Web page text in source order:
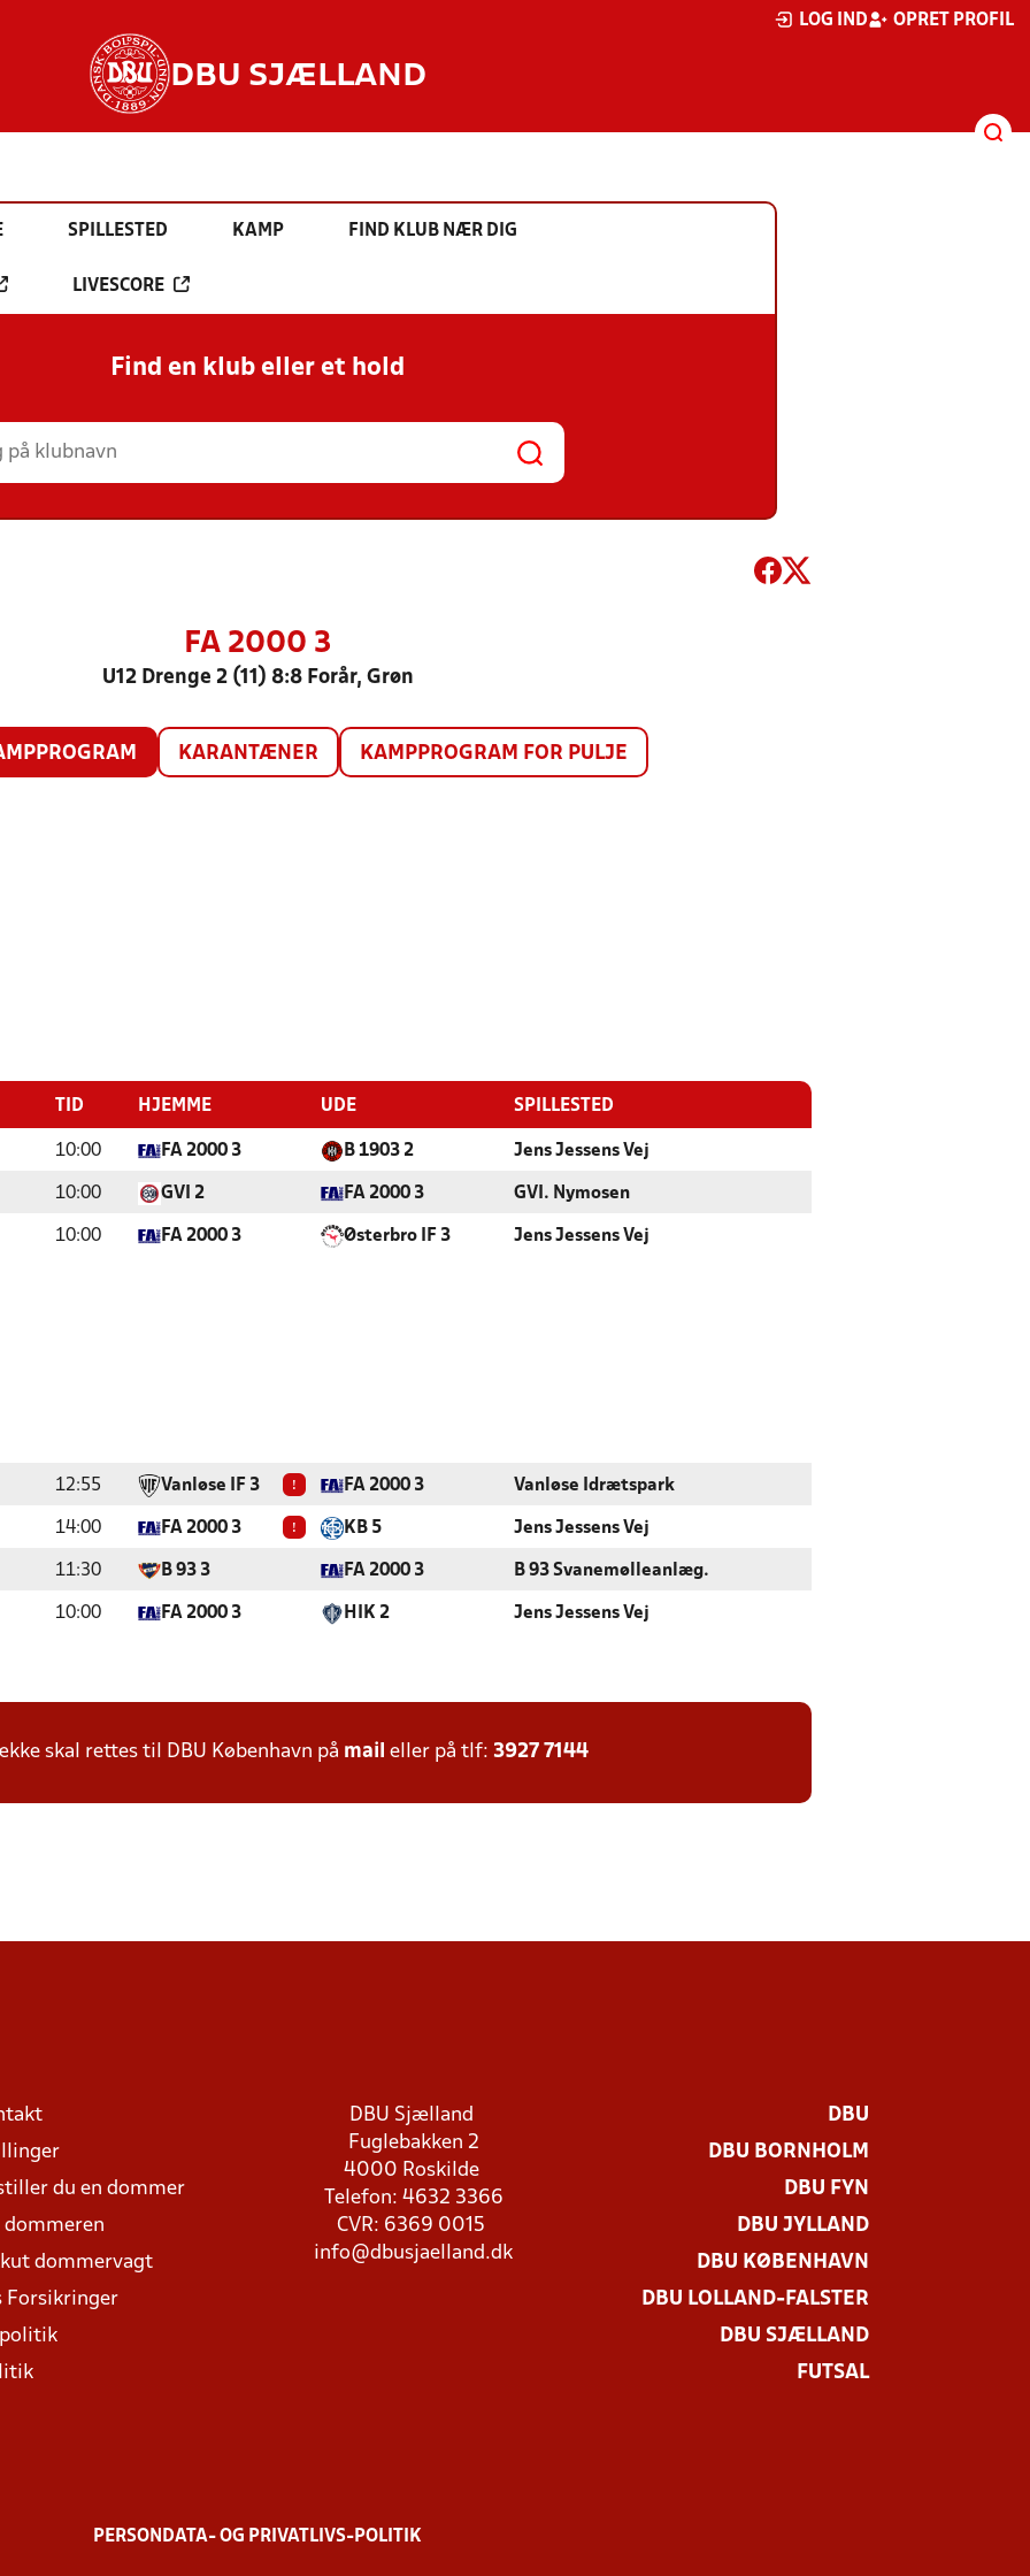
LOG IND OPRET PROFIL
DBU SJÆLLAND
SPILLESTED KAMP FIND KLUB NÆR DIG
LIVESCORE
Find en klub eller et hold
FA 2000 3
U12 Drenge 2 (11) 8:8 Forår, Grøn
KARANTÆNER KAMPPROGRAM FOR PULJE
TID HJEMME UDE SPILLESTED
10:00 FA 2000 3 B 1903 2 Jens Jessens Vej
10:00 GVI 2 FA 2000 3 GVI. Nymosen
10:00 FA 2000 3 Østerbro IF 3 Jens Jessens Vej
12:55 Vanløse IF 3 ! FA 2000 3 Vanløse Idrætspark
14:00 FA 2000 3 ! KB 5 Jens Jessens Vej
11:30 B 93 3 FA 2000 3 B 93 Svanemølleanlæg.
10:00 FA 2000 3 HIK 2 Jens Jessens Vej
skal rettes til DBU København på mail eller på tlf: 3927 7144
du en dommer
dommeren
dommervagt
Forsikringer
DBU Sjælland
Fuglebakken 2
4000 Roskilde
Telefon: 4632 3366
CVR: 6369 0015
info@dbusjaelland.dk
DBU
DBU BORNHOLM
DBU FYN
DBU JYLLAND
DBU KØBENHAVN
DBU LOLLAND-FALSTER
DBU SJÆLLAND
FUTSAL
PERSONDATA- OG PRIVATLIVS-POLITIK